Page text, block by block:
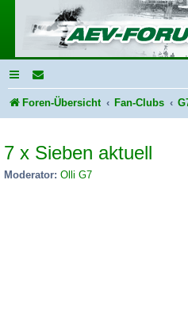
Foren-Übersicht Fan-Clubs
7 x Sieben aktuell
Moderator: Olli G7